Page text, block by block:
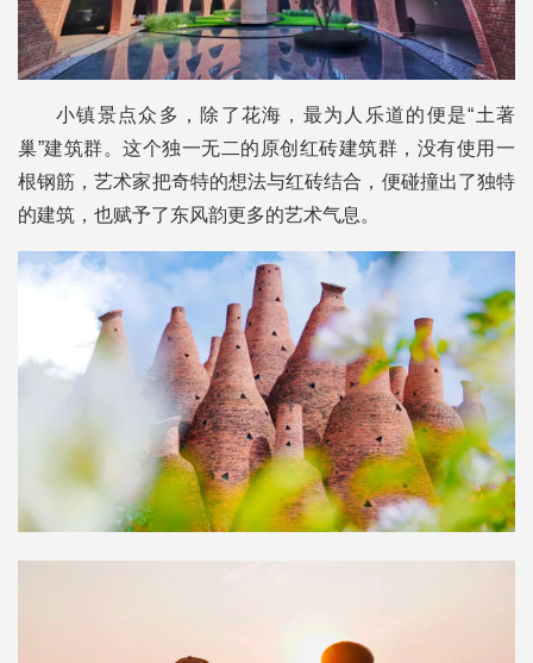
小镇景点众多，除了花海，最为人乐道的便是“土著
巢”建筑群。这个独一无二的原创红砖建筑群，没有使用一
根钢筋，艺术家把奇特的想法与红砖结合，便碰撞出了独特
的建筑，也赋予了东风韵更多的艺术气息。